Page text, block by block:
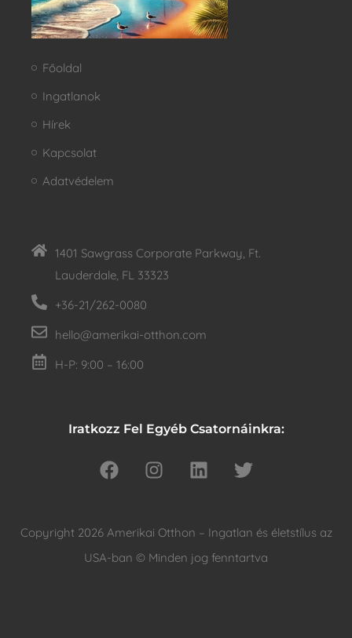
Főoldal
Ingatlanok
Hírek
Kapcsolat
Adatvédelem
1401 Sawgrass Corporate Parkway, Ft.
Lauderdale, FL 33323
+36-21/262-0080
hello@amerikai-otthon.com
H-P: 9:00 – 16:00
Iratkozz Fel Egyéb Csatornáinkra:
Copyright 2026 Amerikai Otthon – Ingatlan és életstílus az
USA-ban © Minden jog fenntartva